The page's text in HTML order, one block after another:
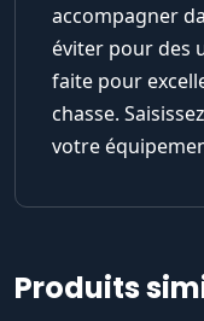
accompagner
éviter pour des
faite pour
chasse.
votre
Produits